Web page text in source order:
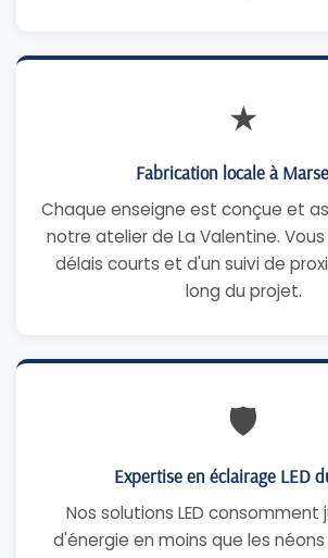
★
Fabrication locale à
Chaque enseigne est conçue et
notre atelier de La Valentine.
délais courts et d'un suivi de
long du projet.
🛡️
Expertise en éclairage LED
Nos solutions LED consomment
d'énergie en moins que les